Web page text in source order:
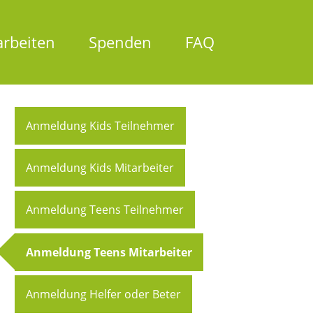
Spenden FAQ
Anmeldung Kids Teilnehmer
Anmeldung Kids Mitarbeiter
Anmeldung Teens Teilnehmer
Anmeldung Teens Mitarbeiter
Anmeldung Helfer oder Beter